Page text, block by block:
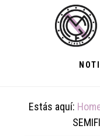
Estás aquí: